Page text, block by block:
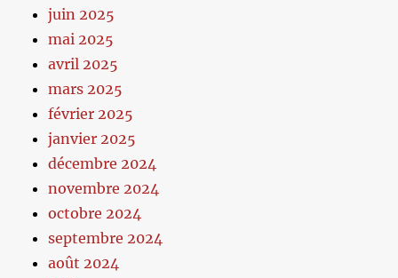
juin 2025
mai 2025
avril 2025
mars 2025
février 2025
janvier 2025
décembre 2024
novembre 2024
octobre 2024
septembre 2024
août 2024